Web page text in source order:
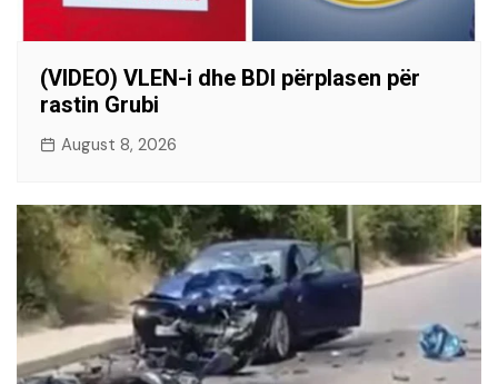
(VIDEO) VLEN-i dhe BDI përplasen për
rastin Grubi
August 8, 2026